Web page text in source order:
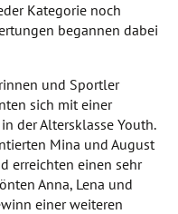
Kategorie noch
begannen dabei
und Sportler
sich mit einer
der Altersklasse Youth.
Mina und August
erreichten einen sehr
Anna, Lena und
einer weiteren